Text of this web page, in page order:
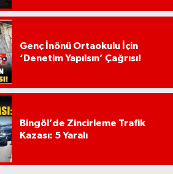
Genç İnönü Ortaokulu İçin
‘Denetim Yapılsın’ Çağrısı!
Bingöl’de Zincirleme Trafik
Kazası: 5 Yaralı